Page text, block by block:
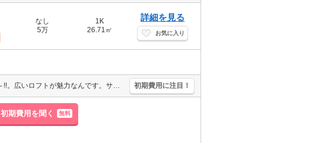
なし
5万
1K
26.71㎡
詳細を見る
お気に入り
最寄り駅まで徒歩1分！。買い物便利な立地ですよ～!!。広いロフトが魅力なんです。サポートシステム加入要990円/月。新生活のスタートはここから。ぜひお問い合わせください!。 初期費用に注目！
初期費用を聞く 無料